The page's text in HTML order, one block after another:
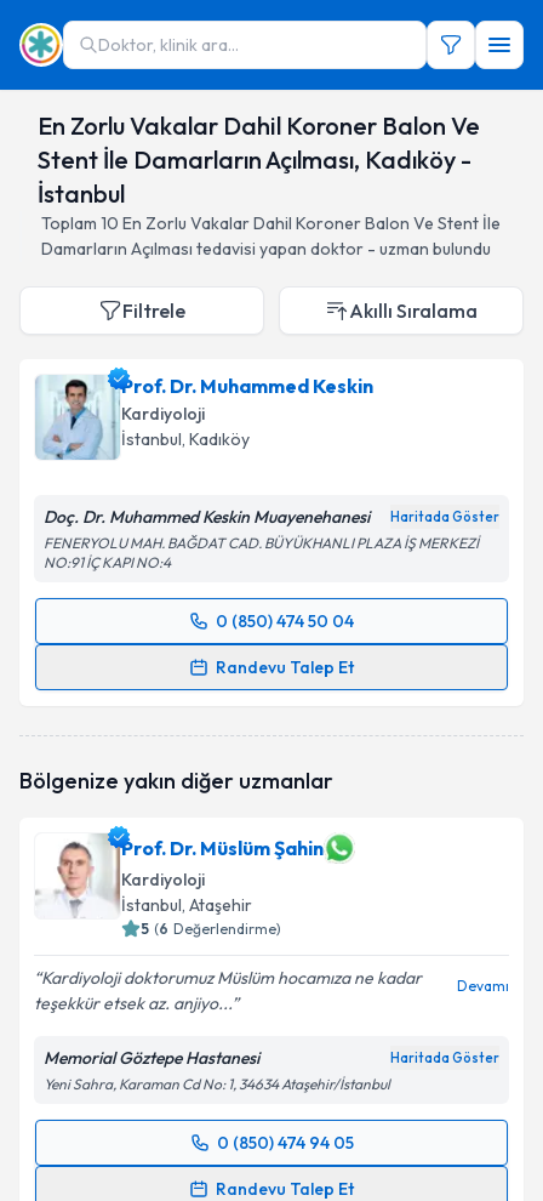
Doktor, klinik ara...
En Zorlu Vakalar Dahil Koroner Balon Ve
Stent İle Damarların Açılması, Kadıköy -
İstanbul
Toplam 10 En Zorlu Vakalar Dahil Koroner Balon Ve Stent İle
Damarların Açılması tedavisi yapan doktor - uzman bulundu
Filtrele Akıllı Sıralama
Prof. Dr. Muhammed Keskin
Kardiyoloji
İstanbul, Kadıköy
Doç. Dr. Muhammed Keskin Muayenehanesi Haritada Göster
FENERYOLU MAH. BAĞDAT CAD. BÜYÜKHANLI PLAZA İŞ MERKEZİ
NO:91 İÇ KAPI NO:4
0 (850) 474 50 04
Randevu Talep Et
Randevu Takvimi Talebi
talebi oluşturun. Size bu uzmandan randevu almanız
bilgilendireceğiz.
E-posta Adresiniz
Kişisel verilerimin işlenmesine ilişkinAydınlatma
Metni'ni okudum ve kişisel verilerimin belirtilen
kapsamda işlenmesini kabul ediyorum.
Takvim Talebini Gönder
Bölgenize yakın diğer uzmanlar
Prof. Dr. Müslüm Şahin
Kardiyoloji
İstanbul, Ataşehir
5 (6 Değerlendirme)
Kardiyoloji doktorumuz Müslüm hocamıza ne kadar
teşekkür etsek az. anjiyo...
Devamı
Memorial Göztepe Hastanesi Haritada Göster
Yeni Sahra, Karaman Cd No: 1, 34634 Ataşehir/İstanbul
0 (850) 474 94 05
Randevu Talep Et
Randevu Takvimi Talebi